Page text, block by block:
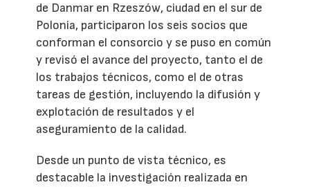
de Danmar en Rzeszów, ciudad en el sur de
Polonia, participaron los seis socios que
conforman el consorcio y se puso en común
y revisó el avance del proyecto, tanto el de
los trabajos técnicos, como el de otras
tareas de gestión, incluyendo la difusión y
explotación de resultados y el
aseguramiento de la calidad.
Desde un punto de vista técnico, es
destacable la investigación realizada en